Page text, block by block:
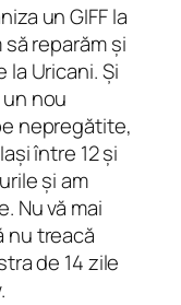
un GIFF la
să reparăm și
Uricani. Și
nou
nepregătite,
între 12 și
și am
Nu vă mai
nu treacă
de 14 zile